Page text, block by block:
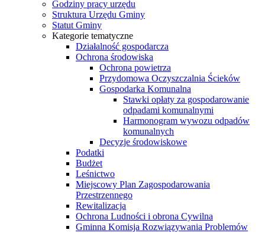
Godziny pracy urzędu
Struktura Urzędu Gminy
Statut Gminy
Kategorie tematyczne
Działalność gospodarcza
Ochrona środowiska
Ochrona powietrza
Przydomowa Oczyszczalnia Ścieków
Gospodarka Komunalna
Stawki opłaty za gospodarowanie
odpadami komunalnymi
Harmonogram wywozu odpadów
komunalnych
Decyzje środowiskowe
Podatki
Budżet
Leśnictwo
Miejscowy Plan Zagospodarowania
Przestrzennego
Rewitalizacja
Ochrona Ludności i obrona Cywilna
Gminna Komisja Rozwiązywania Problemów